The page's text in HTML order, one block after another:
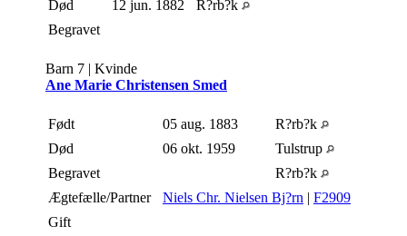
Død
12 jun. 1882
R?rb?k
Begravet
Barn 7 | Kvinde
Ane Marie Christensen Smed
Født 05 aug. 1883
R?rb?k
Død
06 okt. 1959
Tulstrup
Begravet
R?rb?k
Ægtefælle/Partner
Niels Chr. Nielsen Bj?rn | F2909
Gift